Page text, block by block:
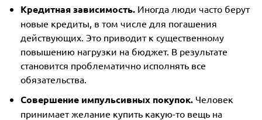
Кредитная зависимость. Иногда люди часто берут
новые кредиты, в том числе для погашения
действующих. Это приводит к существенному
повышению нагрузки на бюджет. В результате
становится проблематично исполнять все
обязательства.
Совершение импульсивных покупок. Человек
принимает желание купить какую-то вещь на